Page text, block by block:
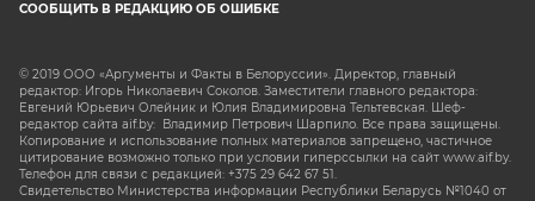
СООБЩИТЬ В РЕДАКЦИЮ ОБ ОШИБКЕ
© 2019 ООО «Аргументы и Факты в Белоруссии». Директор, главный
редактор: Игорь Николаевич Соколов. Заместители главного редактора:
Евгений Юрьевич Олейник и Юлия Владимировна Тельтевская. Шеф-
редактор сайта aif.by: Владимир Петрович Шарпило. Все права защищены.
Копирование и использование полных материалов запрещено, частичное
цитирование возможно только при условии гиперссылки на сайт www.aif.by.
Телефон для связи с редакцией: +375 29 642 67 51.
Свидетельство Министерства информации Республики Беларусь №1040 от